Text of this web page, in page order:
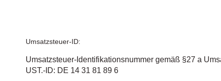
Umsatzsteuer-ID:
Umsatzsteuer-Identifikationsnummer gemäß §27 a
UST.-ID: DE 14 31 81 89 6